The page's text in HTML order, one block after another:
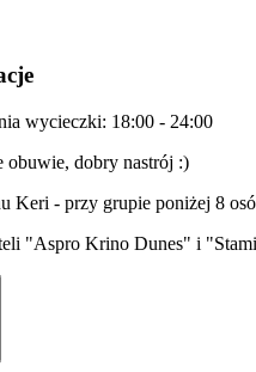
wycieczki: 18:00 - 24:00
obuwie, dobry nastrój :)
Keri - przy grupie poniżej 8
"Aspro Krino Dunes" i